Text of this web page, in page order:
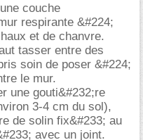
couche
respirante &#224;
et de chanvre.
tasser entre des
soin de poser &#224;
le mur.
une gouti&#232;re
3-4 cm du sol),
de solin fix&#233; au
avec un joint.